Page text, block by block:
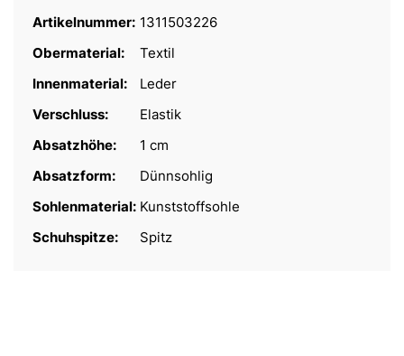
Artikelnummer: 1311503226
Obermaterial:
Textil
Innenmaterial:
Leder
Verschluss:
Elastik
Absatzhöhe:
1 cm
Absatzform:
Dünnsohlig
Sohlenmaterial: Kunststoffsohle
Schuhspitze:
Spitz